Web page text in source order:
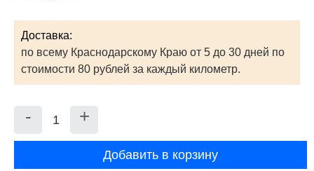
Доставка:
по всему Краснодарскому Краю от 5 до 30 дней по
стоимости 80 рублей за каждый километр.
-Уменьшить
на
Количество
+Увеличить
на
еденицу
Добавить в корзину